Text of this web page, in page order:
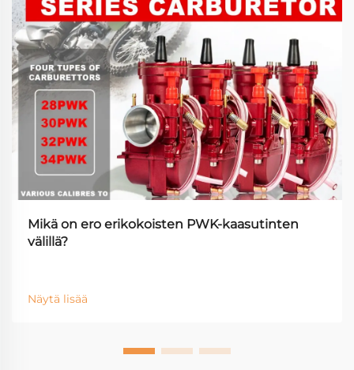
Mikä on ero erikokoisten PWK-kaasutinten
välillä?
Näytä lisää